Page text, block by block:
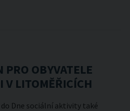
OBYVATELE
V LITOMĚŘICÍCH
Dne sociální aktivity také